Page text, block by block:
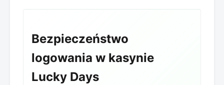
Bezpieczeństwo
logowania w kasynie
Lucky Days